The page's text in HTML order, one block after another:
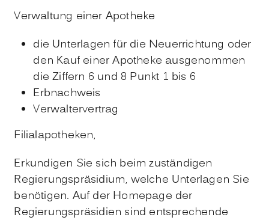
Verwaltung einer Apotheke
die Unterlagen für die Neuerrichtung oder
den Kauf einer Apotheke ausgenommen
die Ziffern 6 und 8 Punkt 1 bis 6
Erbnachweis
Verwaltervertrag
Filialapotheken,
Erkundigen Sie sich beim zuständigen
Regierungspräsidium, welche Unterlagen Sie
benötigen. Auf der Homepage der
Regierungspräsidien sind entsprechende